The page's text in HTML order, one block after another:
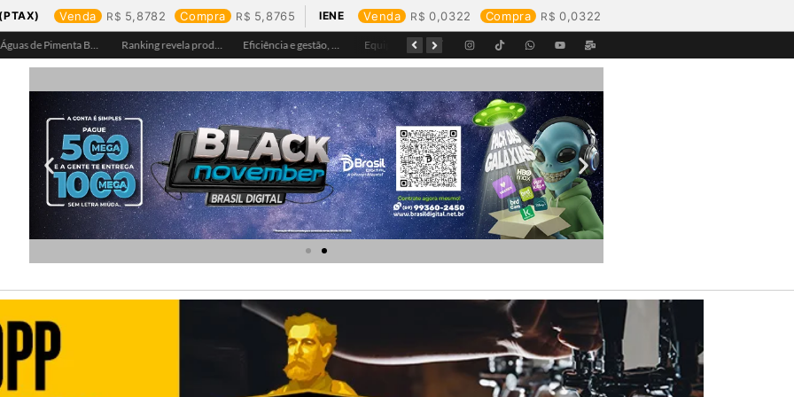
Venda 5,8782 Compra 5,8765 IENE Venda 0,0322 Compra 0,0322
Águas de Pimenta Bueno amplia rede de abastecimento e leva água tratada para moradores da região do aeroporto Ranking revela produtos mais comprados em cada estado e aponta drone como destaque em Rondônia Eficiência e gestão, Buritis se torna referência em controle de perdas de água Equipes da Aegea Rondônia passam por treinamento de prevenção e combate a princípios de incêndio e segurança no trabalho com inflamáveis Começa o Festival Peixes da Amazônia na Estrada de Ferro Madeira-Mamoré